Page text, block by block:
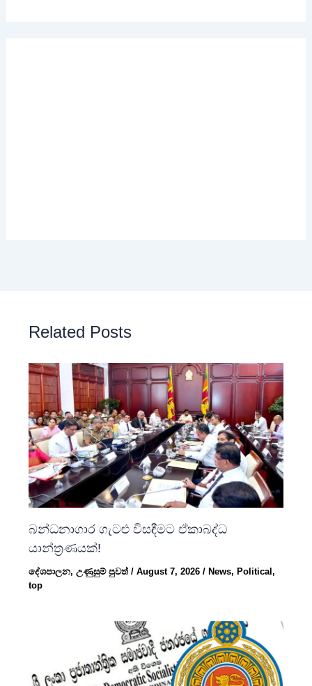
Related Posts
බන්ධනාගාර ගැටළු විසඳීමට ඒකාබද්ධ
යාන්ත්‍රණයක්!
දේශපාලන,උණුසුම් පුවත්/August 7, 2026/News,Political,
top